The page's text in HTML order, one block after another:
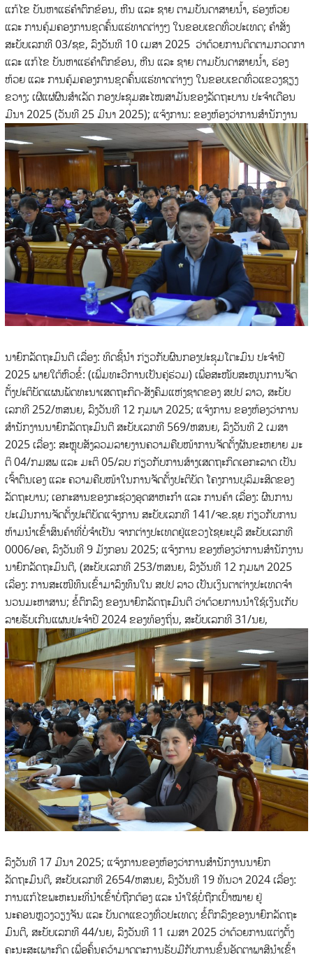
ແກ້ໄຂ ບັນຫາແຮ່ຄໍາຕົກຂ້ອນ, ຫີນ ແລະ ຊາຍ ຕາມບັນດາສາຍນໍ້າ, ຮ່ອງຫ້ວຍ
ແລະ ການຄຸ້ມຄອງການຂຸດຄົ້ນແຮ່ທາດຕ່າງໆ ໃນຂອບເຂດທົ່ວປະເທດ; ຄໍາສັ່ງ
ສະບັບເລກທີ 03/ຊຂ, ລົງວັນທີ 10 ເມສາ 2025 ວ່າດ້ວຍການຕິດຕາມກວດກາ
ແລະ ແກ້ໄຂ ບັນຫາແຮ່ຄໍາຕົກຂ້ອນ, ຫີນ ແລະ ຊາຍ ຕາມບັນດາສາຍນໍ້າ, ຮ່ອງ
ຫ້ວຍ ແລະ ການຄຸ້ມຄອງການຂຸດຄົ້ນແຮ່ທາດຕ່າງໆ ໃນຂອບເຂດທົ່ວແຂວງຊຽງ
ຂວາງ; ເຜີແຜ່ຜົນສໍາເລັດ ກອງປະຊຸມສະໄໝສາມັນຂອງລັດຖະບານ ປະຈໍາເດືອນ
ມີນາ 2025 (ວັນທີ 25 ມີນາ 2025); ແຈ້ງການ: ຂອງຫ້ອງວ່າການສໍານັກງານ
ນາຍົກລັດຖະມົນຕີ ເລື່ອງ: ທິດຊີ້ນໍາ ກ່ຽວກັບຜົນກອງປະຊຸມໂຕະມົນ ປະຈໍາປີ
2025 ພາຍໃຕ້ຫົວຂໍ້: (ເພີ່ມທະວີການເປັນຄູ່ຮ່ວມ) ເພື່ອສະໜັບສະໜູນການຈັດ
ຕັ້ງປະຕິບັດແຜນພັດທະນາເສດຖະກິດ-ສັງຄົມແຫ່ງຊາດຂອງ ສປປ ລາວ, ສະບັບ
ເລກທີ 252/ຫສນຍ, ລົງວັນທີ 12 ກຸມພາ 2025; ແຈ້ງການ ຂອງຫ້ອງວ່າການ
ສໍານັກງານນາຍົກລັດຖະມົນຕີ ສະບັບເລກທີ 569/ຫສນຍ, ລົງວັນທີ 2 ເມສາ
2025 ເລື່ອງ: ສະຫຼຸບສັງລວມລາຍງານຄວາມຄືບໜ້າການຈັດຕັ້ງຜັນຂະຫຍາຍ ມະ
ຕິ 04/ກມສພ ແລະ ມະຕິ 05/ລບ ກ່ຽວກັບການສ້າງເສດຖະກິດເອກະລາດ ເປັນ
ເຈົ້າຕົນເອງ ແລະ ຄວາມຄືບໜ້າໃນການຈັດຕັ້ງປະຕິບັດ ໂຄງການບຸລິມະສິດຂອງ
ລັດຖະບານ; ເອກະສານຂອງກະຊ່ວງອຸດສາຫະກໍາ ແລະ ການຄ້າ ເລື່ອງ: ຜົນການ
ປະເມີນການຈັດຕັ້ງປະຕິບັດແຈ້ງການ ສະບັບເລກທີ 141/ຈຂ.ຊຍ ກ່ຽວກັບການ
ຫ້າມນໍາເຂົ້າສິນຄ້າທີ່ບໍ່ຈໍາເປັນ ຈາກຕ່າງປະເທດຢູ່ແຂວງໄຊຍະບູລີ ສະບັບເລກທີ
0006/ອຄ, ລົງວັນທີ 9 ມັງກອນ 2025; ແຈ້ງການ ຂອງຫ້ອງວ່າການສໍານັກງານ
ນາຍົກລັດຖະມົນຕີ, (ສະບັບເລກທີ 253/ຫສນຍ, ລົງວັນທີ 12 ກຸມພາ 2025
ເລື່ອງ: ການສະເໜີທຶນເຂົ້າມາລົງທຶນໃນ ສປປ ລາວ ເປັນເງິນຕາຕ່າງປະເທດຈໍາ
ນວນມະຫາສານ; ຂໍ້ຕົກລົງ ຂອງນາຍົກລັດຖະມົນຕີ ວ່າດ້ວຍການນໍາໃຊ້ເງິນເກັບ
ລາຍຮັບເກີນແຜນປະຈໍາປີ 2024 ຂອງທ້ອງຖິ່ນ, ສະບັບເລກທີ 31/ນຍ,
ລົງວັນທີ 17 ມີນາ 2025; ແຈ້ງການຂອງຫ້ອງວ່າການສໍານັກງານນາຍົກ
ລັດຖະມົນຕີ, ສະບັບເລກທີ 2654/ຫສນຍ, ລົງວັນທີ 19 ທັນວາ 2024 ເລື່ອງ:
ການແກ້ໄຂພະຫະນະທີ່ນໍາເຂົ້າບໍ່ຖືກຕ້ອງ ແລະ ນໍາໃຊ້ບໍ່ຖືກເປົ້າໝາຍ ຢູ່
ນະຄອນຫຼວງວຽງຈັນ ແລະ ບັນດາແຂວງທົ່ວປະເທດ; ຂໍ້ຕົກລົງຂອງນາຍົກລັດຖະ
ມົນຕີ, ສະບັບເລກທີ 44/ນຍ, ລົງວັນທີ 11 ເມສາ 2025 ວ່າດ້ວຍການແຕ່ງຕັ້ງ
ຄະນະສະເພາະກິດ ເພື່ອຄົ້ນຄວ້າມາດຕະການຮັບມືກັບການຂຶ້ນອັດຕາພາສີນໍາເຂົ້າ